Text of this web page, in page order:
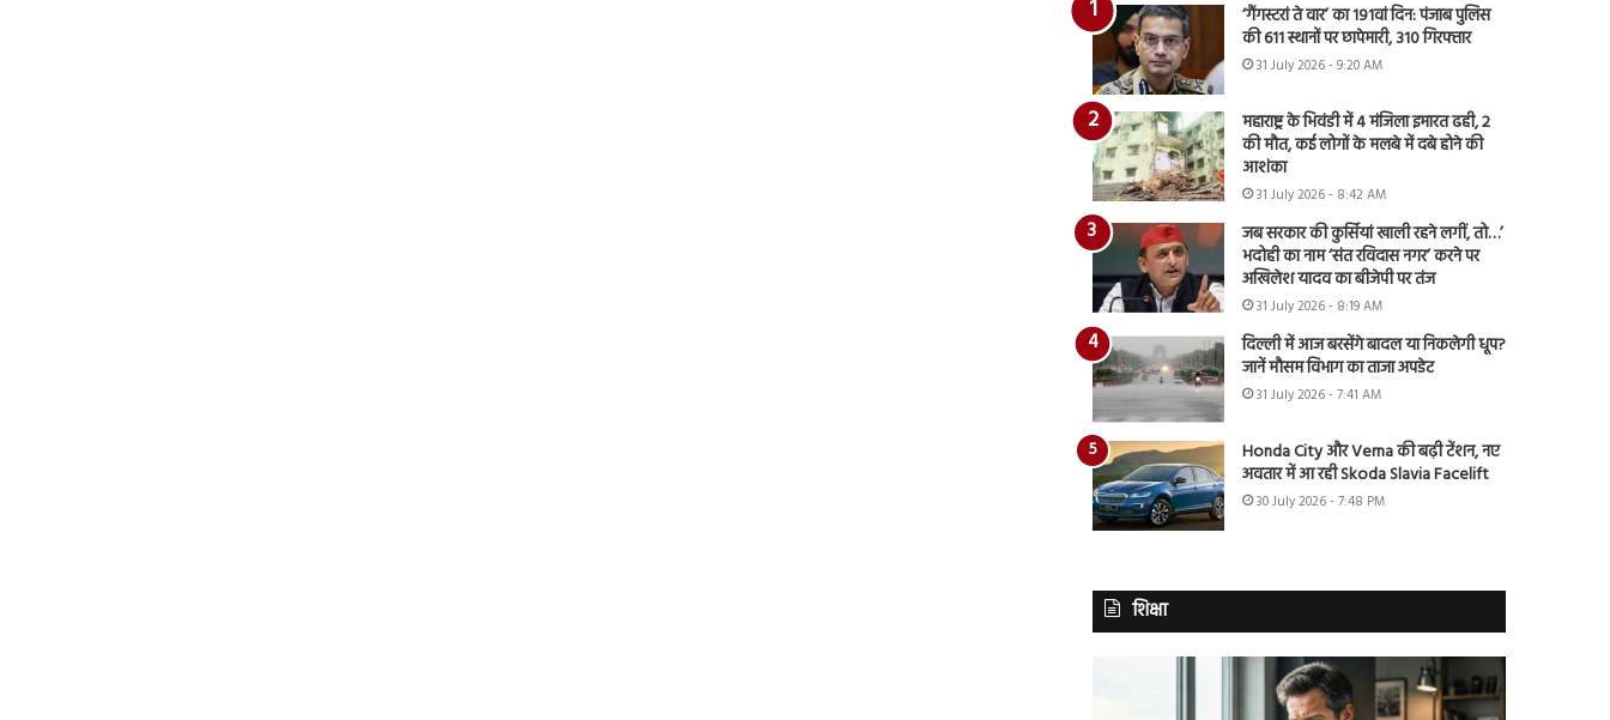
‘गैंगस्टरां ते वार’ का 191वां दिन: पंजाब पुलिस
की 611 स्थानों पर छापेमारी, 310 गिरफ्तार
31 July 2026 - 9:20 AM
महाराष्ट्र के भिवंडी में 4 मंजिला इमारत ढही, 2
की मौत, कई लोगों के मलबे में दबे होने की
आशंका
31 July 2026 - 8:42 AM
जब सरकार की कुर्सियां खाली रहने लगीं, तो…’
भदोही का नाम ‘संत रविदास नगर’ करने पर
अखिलेश यादव का बीजेपी पर तंज
31 July 2026 - 8:19 AM
दिल्ली में आज बरसेंगे बादल या निकलेगी धूप?
जानें मौसम विभाग का ताजा अपडेट
31 July 2026 - 7:41 AM
Honda City और Verna की बढ़ी टेंशन, नए
अवतार में आ रही Skoda Slavia Facelift
30 July 2026 - 7:48 PM
शिक्षा